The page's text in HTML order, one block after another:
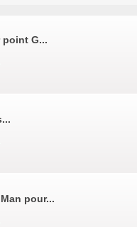
point G...
pour...